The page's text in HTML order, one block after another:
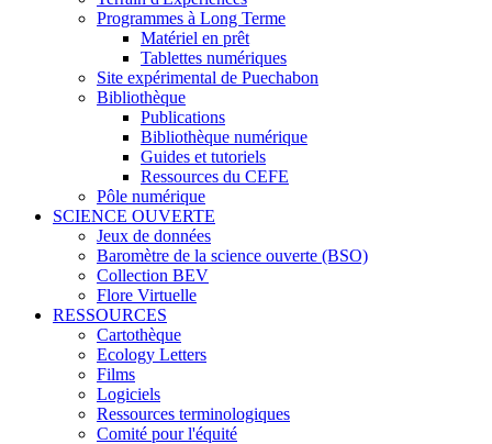
Programmes à Long Terme
Matériel en prêt
Tablettes numériques
Site expérimental de Puechabon
Bibliothèque
Publications
Bibliothèque numérique
Guides et tutoriels
Ressources du CEFE
Pôle numérique
SCIENCE OUVERTE
Jeux de données
Baromètre de la science ouverte (BSO)
Collection BEV
Flore Virtuelle
RESSOURCES
Cartothèque
Ecology Letters
Films
Logiciels
Ressources terminologiques
Comité pour l'équité